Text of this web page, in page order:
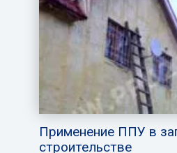
Применение ППУ в
строительстве